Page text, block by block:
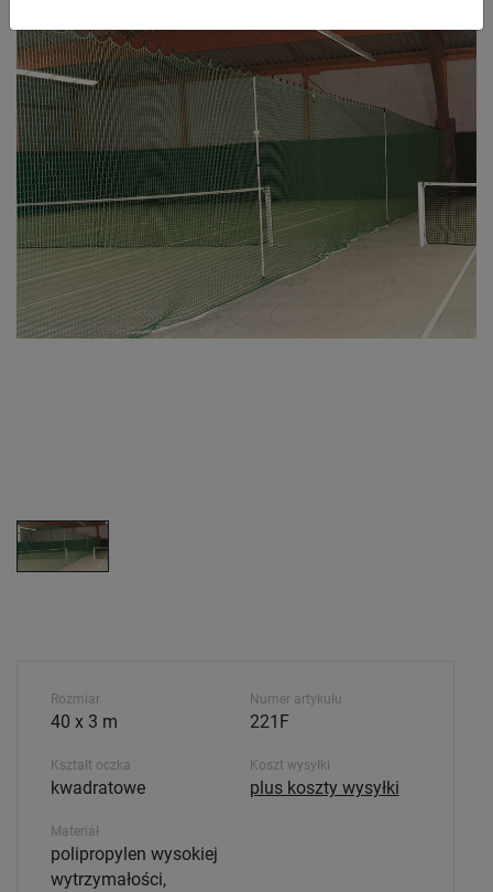
Rozmiar
40 x 3 m
Kształt oczka
kwadratowe
Materiał
polipropylen wysokiej
wytrzymałości,
Numer artykułu
221F
Koszt wysyłki
plus koszty wysyłki